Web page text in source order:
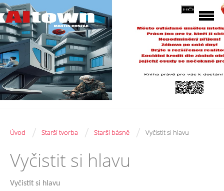
Úvod / Starší tvorba / Starší básně / Vyčistit si hlavu
Vyčistit si hlavu
Vyčistit si hlavu